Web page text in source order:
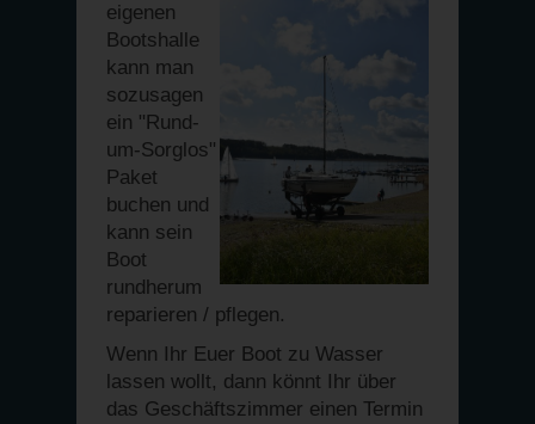
eigenen
Bootshalle
kann man
sozusagen
ein "Rund-
um-Sorglos"
Paket
buchen und
kann sein
Boot
rundherum
reparieren / pflegen.
Wenn Ihr Euer Boot zu Wasser
lassen wollt, dann könnt Ihr über
das Geschäftszimmer einen Termin